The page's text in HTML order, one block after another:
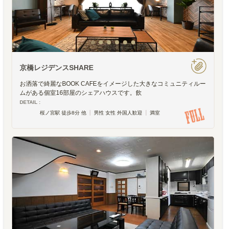
京橋レジデンスSHARE
お洒落で綺麗なBOOK CAFEをイメージした大きなコミュニティルー
ムがある個室16部屋のシェアハウスです。飲
DETAIL :
桜ノ宮駅 徒歩8分 他
男性 女性 外国人歓迎 満室